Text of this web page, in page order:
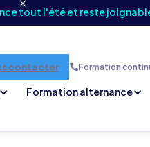
tout l'été et reste
contacter Formation
Formation alternance